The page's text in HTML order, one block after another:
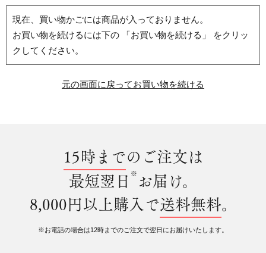
現在、買い物かごには商品が入っておりません。
お買い物を続けるには下の 「お買い物を続ける」 をクリッ
クしてください。
元の画面に戻ってお買い物を続ける
15時までのご注文は
最短翌日 ※ お届け。
8,000円以上購入で送料無料。
※お電話の場合は12時までのご注文で翌日にお届けいたします。